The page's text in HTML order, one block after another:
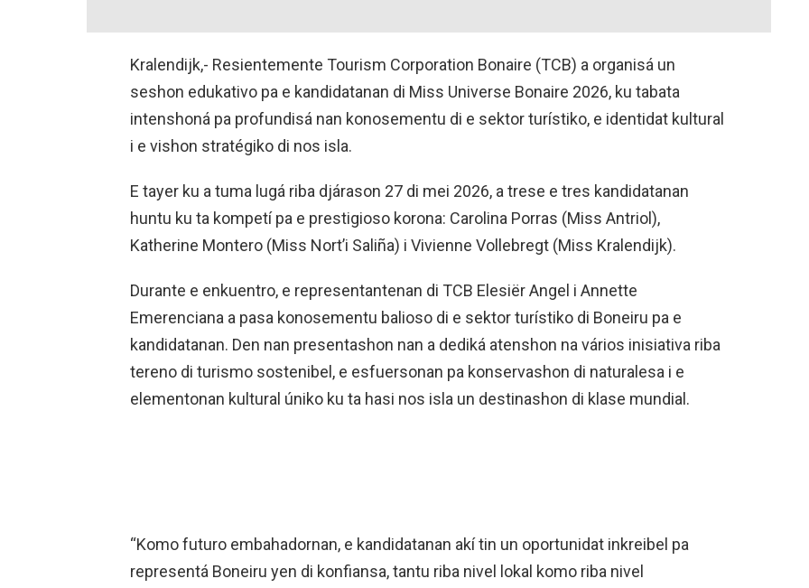
Kralendijk,- Resientemente Tourism Corporation Bonaire (TCB) a organisá un
seshon edukativo pa e kandidatanan di Miss Universe Bonaire 2026, ku tabata
intenshoná pa profundisá nan konosementu di e sektor turístiko, e identidat kultural
i e vishon stratégiko di nos isla.
E tayer ku a tuma lugá riba djárason 27 di mei 2026, a trese e tres kandidatanan
huntu ku ta kompetí pa e prestigioso korona: Carolina Porras (Miss Antriol),
Katherine Montero (Miss Nort’i Saliña) i Vivienne Vollebregt (Miss Kralendijk).
Durante e enkuentro, e representantenan di TCB Elesiër Angel i Annette
Emerenciana a pasa konosementu balioso di e sektor turístiko di Boneiru pa e
kandidatanan. Den nan presentashon nan a dediká atenshon na vários inisiativa riba
tereno di turismo sostenibel, e esfuersonan pa konservashon di naturalesa i e
elementonan kultural úniko ku ta hasi nos isla un destinashon di klase mundial.
“Komo futuro embahadornan, e kandidatanan akí tin un oportunidat inkreibel pa
representá Boneiru yen di konfiansa, tantu riba nivel lokal komo riba nivel